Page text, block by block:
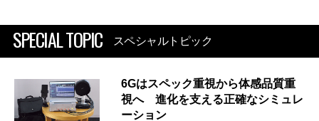
SPECIAL TOPIC スペシャルトピック
6Gはスペック重視から体感品質重
視へ 進化を支える正確なシミュレ
ーション